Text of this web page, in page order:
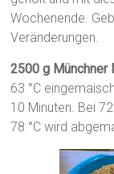
Wochenende.
Veränderungen.
2500 g Münchner
63 °C
10 Minuten. Bei
78 °C wird